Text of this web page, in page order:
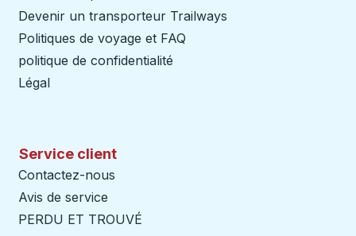
Devenir un transporteur Trailways
Politiques de voyage et FAQ
politique de confidentialité
Légal
Service client
Contactez-nous
Avis de service
PERDU ET TROUVÉ